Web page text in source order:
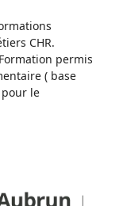
CHR.
permis
( base
pour le